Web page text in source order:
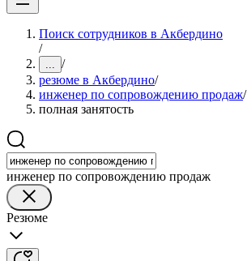
Поиск сотрудников в Акбердино
/
... /
резюме в Акбердино/
инженер по сопровождению продаж/
полная занятость
инженер по сопровождению продаж
Резюме